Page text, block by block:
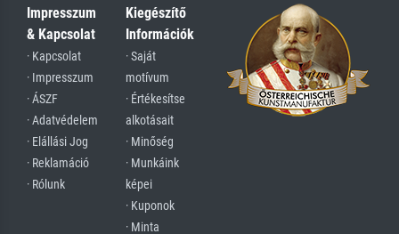
Impresszum
& Kapcsolat
· Kapcsolat
· Impresszum
· ÁSZF
· Adatvédelem
· Elállási Jog
· Reklamáció
· Rólunk
Kiegészítő
Információk
· Saját
motívum
· Értékesítse
alkotásait
· Minőség
· Munkáink
képei
· Kuponok
· Minta